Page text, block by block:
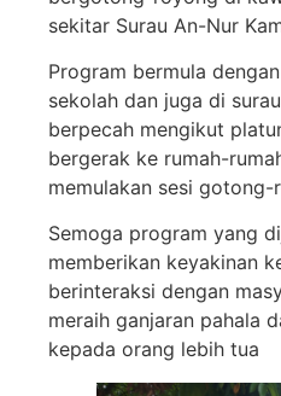
sekitar Surau An-Nur
Program bermula
sekolah dan juga di
berpecah mengikut
bergerak ke rumah-
memulakan sesi gotong-
Semoga program yang
memberikan keyakinan
berinteraksi dengan
meraih ganjaran pahala
kepada orang lebih tua